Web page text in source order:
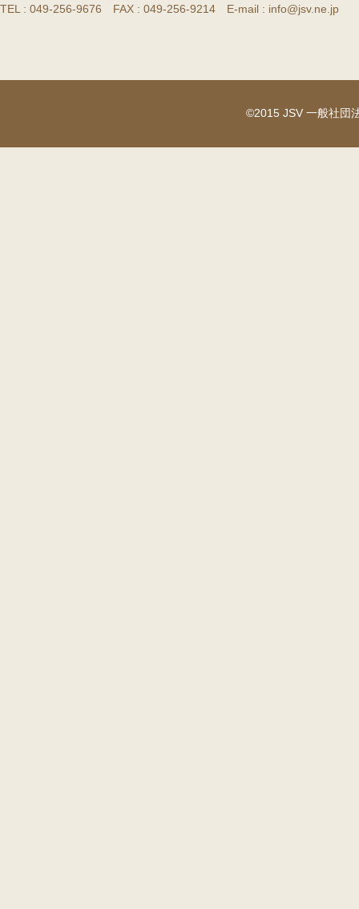
TEL : 049-256-9676 FAX : 049-256-9214 E-mail : info@jsv.ne.jp
©2015 JSV 一般社団